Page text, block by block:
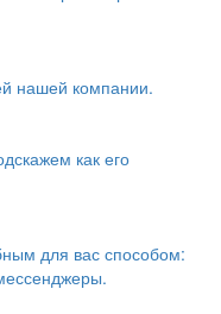
нашей компании.
как его
для вас способом: